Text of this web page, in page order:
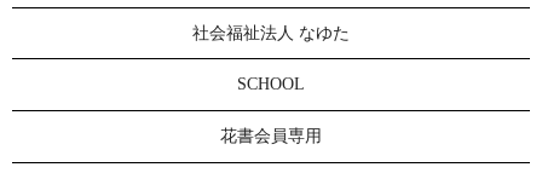
社会福祉法人 なゆた
SCHOOL
花書会員専用